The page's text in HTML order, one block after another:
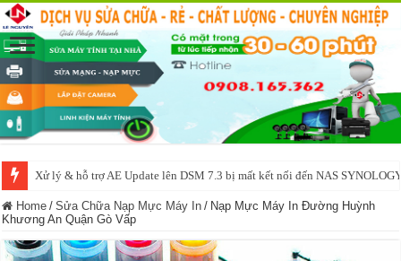
Xử lý & hỗ trợ AE Update lên DSM 7.3 bị mất kết nối đến NAS
NAS IO DATA N3160 2BAY 4BAY – chạy SYNOLOGY, OMV, CASA
Home / Sửa Chữa Nạp Mực Máy In / Nạp Mực Máy In Đường Huỳnh
Khương An Quận Gò Vấp